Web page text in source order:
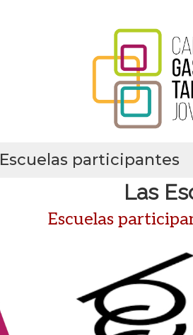
Escuelas participantes
Las
Escuelas